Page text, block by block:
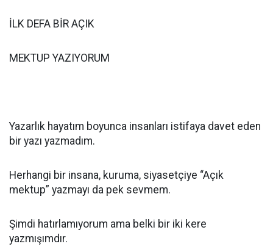
İLK DEFA BİR AÇIK
MEKTUP YAZIYORUM
Yazarlık hayatım boyunca insanları istifaya davet eden
bir yazı yazmadım.
Herhangi bir insana, kuruma, siyasetçiye “Açık
mektup” yazmayı da pek sevmem.
Şimdi hatırlamıyorum ama belki bir iki kere
yazmışımdır.